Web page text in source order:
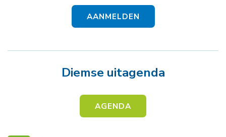
AANMELDEN
Diemse uitagenda
AGENDA